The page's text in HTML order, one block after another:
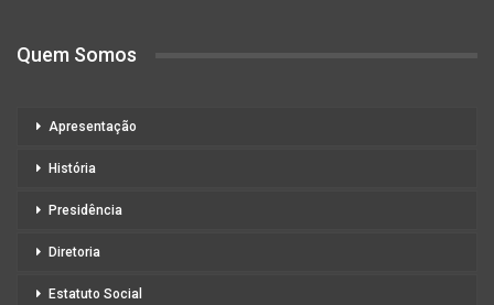
Quem Somos
Apresentação
História
Presidência
Diretoria
Estatuto Social